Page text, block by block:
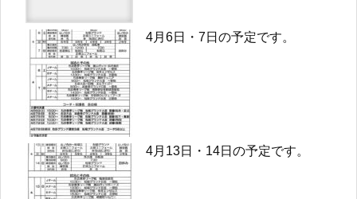
4月6日・7日の予定です。
4月13日・14日の予定です。